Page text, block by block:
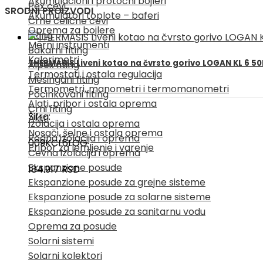
Pex cevi
Crne čelične cevi
Fiting
Bakarni fiting
Alpex fiting
Mesingani fiting
Pocinkovani fiting
Crni fiting
Izolacija i ostala oprema
Podna izolacija i oprema
Cevna izolacija i oprema
Ekspanzione posude
Ekspanzione posude za grejne sisteme
Ekspanzione posude za solarne sisteme
Ekspanzione posude za sanitarnu vodu
Oprema za posude
Solarni sistemi
Solarni kolektori
Akumulatori toplote – baferi
Oprema za bojlere
Merni instrumenti
Kalorimetri
Termostati i ostala regulacija
Termometri, manometri i termomanometri
Alati, pribor i ostala oprema
Alati
Nosači, šelne i ostala oprema
Pribor za lemljenje i varenje
SRODNI PROIZVODI
THERMASIS Liveni kotao na čvrsto gorivo LOGAN KL 6
Šifra:
009KCL6LOG
184.917RSD